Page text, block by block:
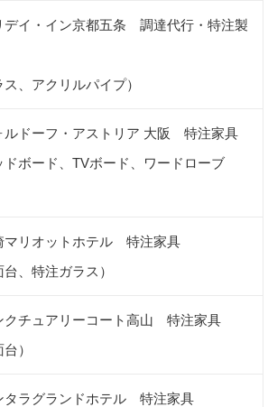
デイ・イン京都五条 調達代行・特注製
ス、アクリルパイプ）
ルドーフ・アストリア 大阪 特注家具
ドボード、TVボード、ワードローブ
マリオットホテル 特注家具
台、特注ガラス）
クチュアリーコート高山 特注家具
台）
タラグランドホテル 特注家具